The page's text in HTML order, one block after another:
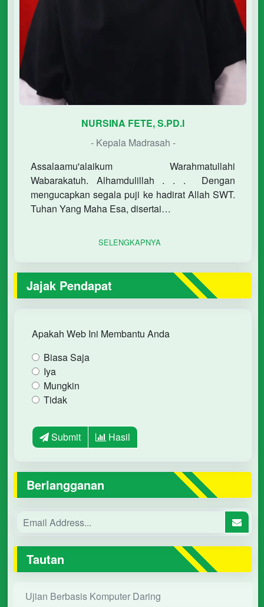
NURSINA FETE, S.PD.I
- Kepala Madrasah -
Assalaamu'alaikum Warahmatullahi
Wabarakatuh. Alhamdulillah . . . Dengan
mengucapkan segala puji ke hadirat Allah SWT.
Tuhan Yang Maha Esa, disertai…
SELENGKAPNYA
Jajak Pendapat
Apakah Web Ini Membantu Anda
Biasa Saja
Iya
Mungkin
Tidak
Submit Hasil
Berlangganan
Tautan
Ujian Berbasis Komputer Daring